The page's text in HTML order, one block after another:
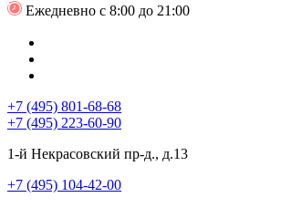
Ежедневно с 8:00 до 21:00
+7 (495) 801-68-68
+7 (495) 223-60-90
1-й Некрасовский пр-д., д.13
+7 (495) 104-42-00